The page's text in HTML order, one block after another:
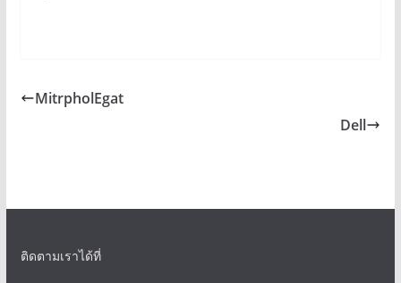
MitrpholEgat
Dell
ติดตามเราได้ที่